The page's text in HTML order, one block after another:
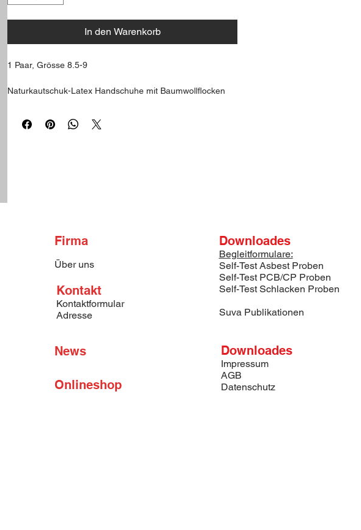
In den Warenkorb
1 Paar, Grösse 8.5-9
Naturkautschuk-Latex Handschuhe mit Baumwollflocken
Textur für guten Halt bei nassen und trockenen
Firma
Über uns
Kontakt
Kontaktformular
Adresse
News
Onlineshop
Downloades
Begleitformulare:
Self-Test Asbest Proben
Self-Test PCB/CP Proben
Self-Test Schlacken Proben
Suva Publikationen
Downloades
Impressum
AGB
Datenschutz